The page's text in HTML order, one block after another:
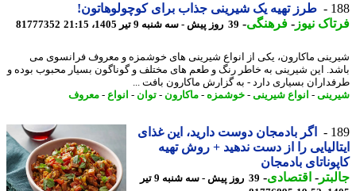
طرز تهیه یک شیرینی جذاب برای کوچولوهاتون!
نیوز-فرهنگی-39 روز پیش - سه شنبه 9 تیر 1405، 21:15 81777352
ماکارون، یکی از انواع شیرینی های خوشمزه و معروف فرانسوی می
این شیرینی به خاطر رنگ و طعم های مختلف و گوناگون بسیار محبوب بوده و
بسیاری دارد - به گزارش ماکارون بافت ...
-انواع شیرینی-خوشمزه-ماکارون-توان- انواع -معروف
اگر بادمجان دوست دارید، این غذای
را از دست ندهید + روش تهیه
بادمجان
-اقتصادی-
39 روز پیش - سه شنبه 9 تیر